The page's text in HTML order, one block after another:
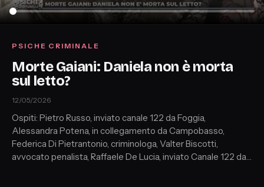
PSICHE CRIMINALE
Morte Gaiani: Daniela non è morta
sul letto?
12/05/2026
Ospiti: Pietro Russo, inviato canale 122 da Foggia,
Alessandra Potena, in collegamento da Campobasso,
Federica Di Pietrantonio, criminologa, Valter Biscotti,
avvocato penalista, Raffaele De Lucia, inviato Canale 122 da